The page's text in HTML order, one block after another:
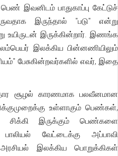
இவனிடம் பாதுகாப்பு கேட்டுச்
இருந்தால் "படு" என்று
இருக்கின்றார். இணங்க
இலக்கிய பின்னணியிலும்
பேசுகின்றவர்களில் எவர், இதை
சூழல் காரணமாக பலவீனமான
உள்ளாகும் பெண்கள்,
சிக்கி இருக்கும் பெண்களை
வேட்டைக்கு அப்பாவி
இலக்கிய பொறுக்கிகள்